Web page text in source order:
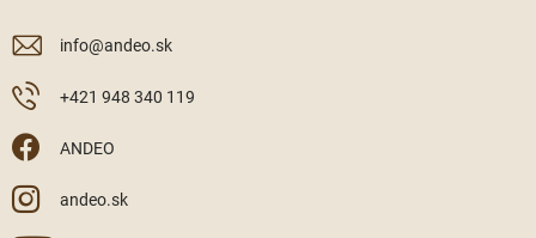
info@andeo.sk
+421 948 340 119
ANDEO
andeo.sk